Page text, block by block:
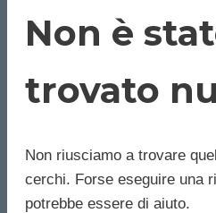
Non è
trovato
Non riusciamo a trovare
cerchi. Forse eseguire una
potrebbe essere di aiuto.